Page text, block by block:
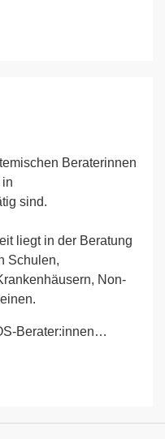
Beraterinnen
sind.
liegt in der Beratung
Schulen,
Non-
Berater:innen…